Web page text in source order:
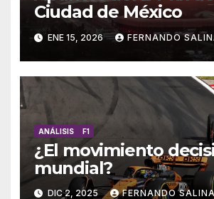
Ciudad de México
ENE 15, 2026 FERNANDO
ANÁLISIS F1
¿El movimiento
mundial?
DIC 2, 2025 FERNANDO